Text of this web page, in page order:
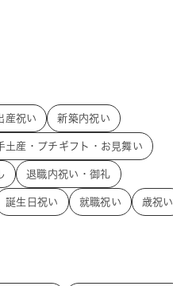
産祝い 新築内祝い
土産・プチギフト・お見舞い
退職内祝い・御礼
誕生日祝い 就職祝い 歳祝い